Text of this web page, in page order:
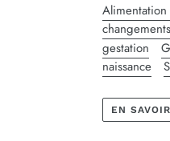
gestation
naissance
EN